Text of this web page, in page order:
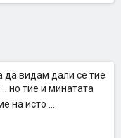
да видам дали се тие
но тие и минатата
на исто ...